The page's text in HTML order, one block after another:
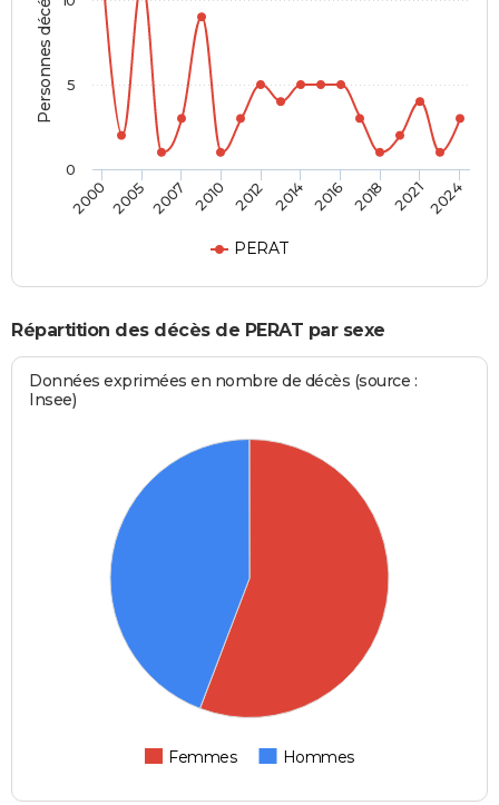
Personnes décédées
PERAT
2000 2005 2007 2010 2012 2014 2016 2018 20212024
0
5
Répartition des décès de PERAT par sexe
Données exprimées en nombre de décès (source :
Insee)
Femmes Hommes